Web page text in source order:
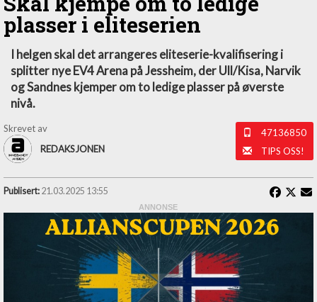
plasser i eliteserien
I helgen skal det arrangeres eliteserie-kvalifisering i
splitter nye EV4 Arena på Jessheim, der Ull/Kisa, Narvik
og Sandnes kjemper om to ledige plasser på øverste
nivå.
Skrevet av
REDAKSJONEN
47136850
TIPS OSS!
Publisert: 21.03.2025 13:55